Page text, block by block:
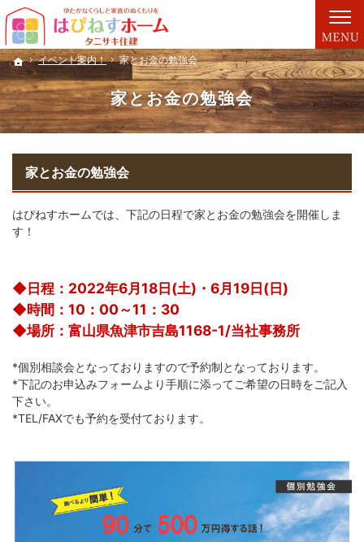
ホーム
イベント案内！ 家とお金の勉強会
家とお金の勉強会
プロの目線からご提案。富山市・黒部市・滑川市・魚津市の注文住宅・新築戸建てを手が
富山市・黒部市・滑川市・魚津市の注文住宅・新築戸建てを手がける工務店ならタニサキ
家とお金の勉強会
はぴねすホームでは、下記の日程で家とお金の勉強会を開催しま
す！
◆日程：2022年6月18日(土)・6月19日(日)
◆時間：10：00～11：30
◆場所：富山県魚津市吉島1168-1/当社事務所
*個別相談会となっておりますので予約制となっております。
*下記のお申込みフォームより手順に添ってご希望の日時をご記入
下さい。
*TEL/FAXでも予約を受付ております。
ホーム
イベント案内！ 家とお金の勉強会